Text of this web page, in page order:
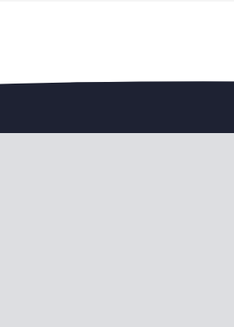
— en steun de vereniging.